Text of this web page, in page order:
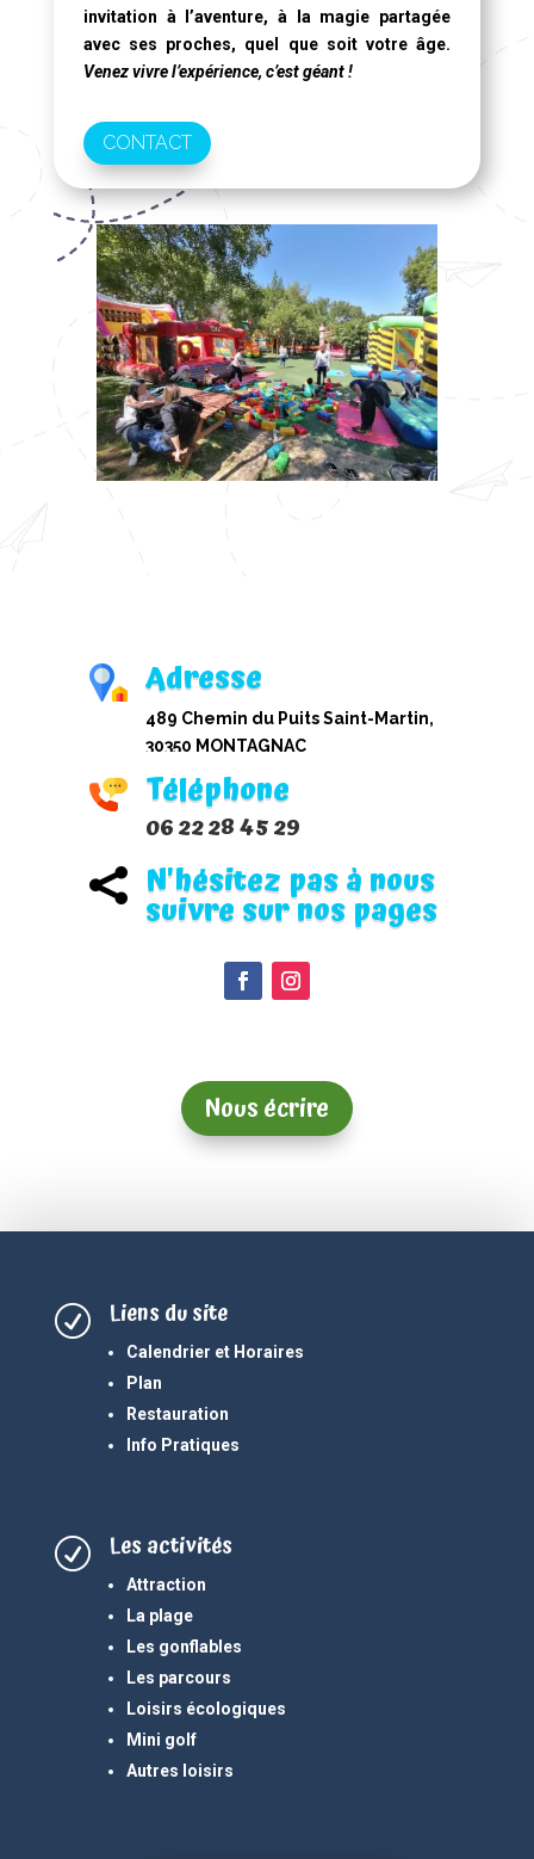
invitation à l’aventure, à la magie partagée
avec ses proches, quel que soit votre âge.
Venez vivre l’expérience, c’est géant !
CONTACT
Adresse
489 Chemin du Puits Saint-Martin,
30350 MONTAGNAC
Téléphone
06 22 28 45 29
 N'hésitez pas à nous
suivre sur nos pages
Nous écrire
R Liens du site
Calendrier et Horaires
Plan
Restauration
Info Pratiques
R Les activités
Attraction
La plage
Les gonflables
Les parcours
Loisirs écologiques
Mini golf
Autres loisirs